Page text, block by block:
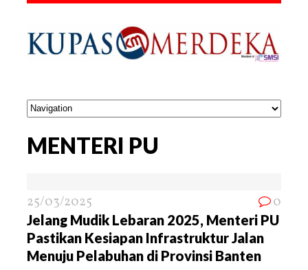
MENTERI PU
25/03/2025 0
Jelang Mudik Lebaran 2025, Menteri PU
Pastikan Kesiapan Infrastruktur Jalan
Menuju Pelabuhan di Provinsi Banten